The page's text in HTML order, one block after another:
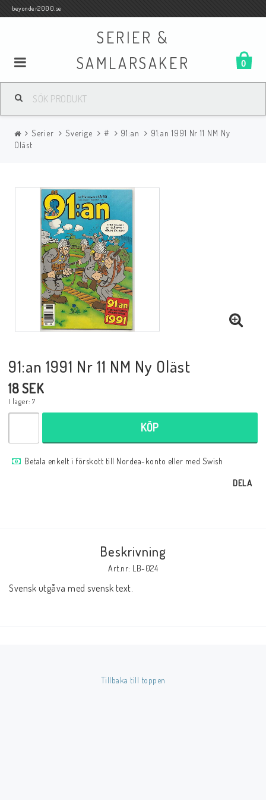
beyonder2000.se
SERIER &
SAMLARSAKER
0
Samlar- och Spelkort
Serier
Böcker
Mynt och Sedlar
Samlartillbehör
Kontaktformulär
Betala enkelt i förskott till konto i Nordea eller med Swish.
Serier Sverige # 91:an
91:an 1991 Nr 11 NM Ny
Oläst
91:an 1991 Nr 11 NM Ny Oläst
18 SEK
I lager: 7
KÖP
Betala enkelt i förskott till Nordea-konto eller med Swish
DELA
Beskrivning
Art.nr: LB-024
Svensk utgåva med svensk text.
Tillbaka till toppen